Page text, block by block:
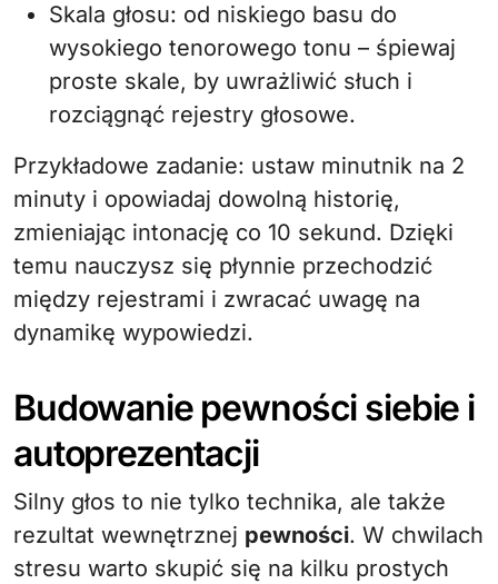
Skala głosu: od niskiego basu do
wysokiego tenorowego tonu – śpiewaj
proste skale, by uwrażliwić słuch i
rozciągnąć rejestry głosowe.
Przykładowe zadanie: ustaw minutnik na 2
minuty i opowiadaj dowolną historię,
zmieniając intonację co 10 sekund. Dzięki
temu nauczysz się płynnie przechodzić
między rejestrami i zwracać uwagę na
dynamikę wypowiedzi.
Budowanie pewności siebie i
autoprezentacji
Silny głos to nie tylko technika, ale także
rezultat wewnętrznej pewności. W chwilach
stresu warto skupić się na kilku prostych